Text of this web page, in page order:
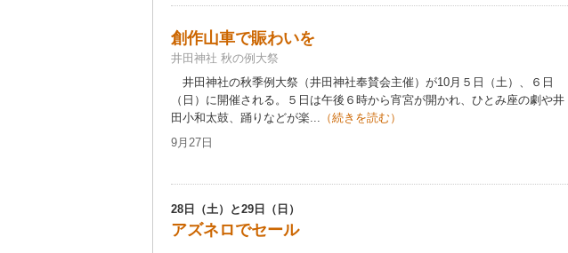
創作山車で賑わいを
井田神社 秋の例大祭
井田神社の秋季例大祭（井田神社奉賛会主催）が10月５日（土）、６日
（日）に開催される。５日は午後６時から宵宮が開かれ、ひとみ座の劇や井
田小和太鼓、踊りなどが楽... （続きを読む）
9月27日
28日（土）と29日（日）
アズネロでセール